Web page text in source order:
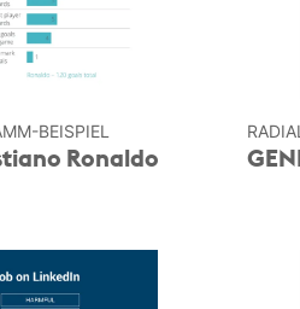
BEISPIEL
Ronaldo